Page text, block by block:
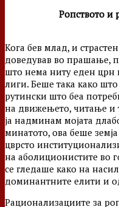
Ропството и
Кога бев млад, и
доведував во прашање,
што нема ниту еден црн
лиги. Беше така како
рутински што беа
на движењето, читање и
ја надминам мојата
минатото, ова беше
цврсто
на аболиционистите во
се гледаше како на
доминантните елити и
Рационализациите за